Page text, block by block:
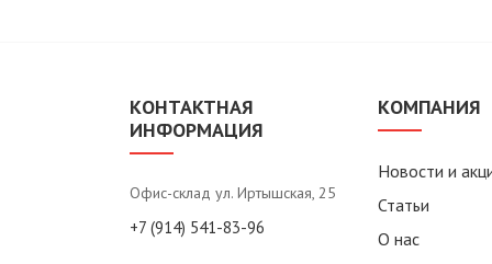
КОНТАКТНАЯ
ИНФОРМАЦИЯ
Офис-склад ул. Иртышская, 25
+7 (914) 541-83-96
КОМПАНИЯ
Новости и
Статьи
О нас